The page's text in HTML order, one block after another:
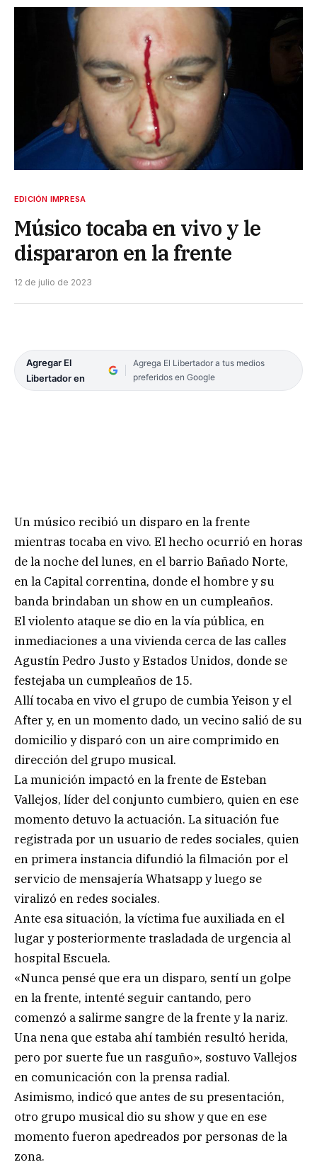
EDICIÓN IMPRESA
Músico tocaba en vivo y le
dispararon en la frente
12 de julio de 2023
Agregar El
Libertador en
Agrega El Libertador a tus medios
preferidos en Google
Un músico recibió un disparo en la frente
mientras tocaba en vivo. El hecho ocurrió en horas
de la noche del lunes, en el barrio Bañado Norte,
en la Capital correntina, donde el hombre y su
banda brindaban un show en un cumpleaños.
El violento ataque se dio en la vía pública, en
inmediaciones a una vivienda cerca de las calles
Agustín Pedro Justo y Estados Unidos, donde se
festejaba un cumpleaños de 15.
Allí tocaba en vivo el grupo de cumbia Yeison y el
After y, en un momento dado, un vecino salió de su
domicilio y disparó con un aire comprimido en
dirección del grupo musical.
La munición impactó en la frente de Esteban
Vallejos, líder del conjunto cumbiero, quien en ese
momento detuvo la actuación. La situación fue
registrada por un usuario de redes sociales, quien
en primera instancia difundió la filmación por el
servicio de mensajería Whatsapp y luego se
viralizó en redes sociales.
Ante esa situación, la víctima fue auxiliada en el
lugar y posteriormente trasladada de urgencia al
hospital Escuela.
«Nunca pensé que era un disparo, sentí un golpe
en la frente, intenté seguir cantando, pero
comenzó a salirme sangre de la frente y la nariz.
Una nena que estaba ahí también resultó herida,
pero por suerte fue un rasguño», sostuvo Vallejos
en comunicación con la prensa radial.
Asimismo, indicó que antes de su presentación,
otro grupo musical dio su show y que en ese
momento fueron apedreados por personas de la
zona.